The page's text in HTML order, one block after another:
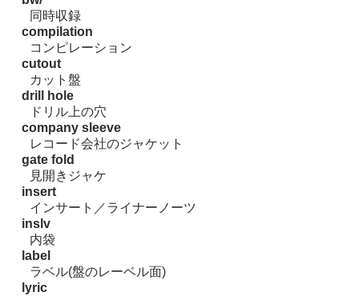
同時収録
compilation
コンピレーション
cutout
カット盤
drill hole
ドリル上の穴
company sleeve
レコード会社のジャケット
gate fold
見開きジャケ
insert
インサート／ライナーノーツ
inslv
内袋
label
ラベル(盤のレーベル面)
lyric